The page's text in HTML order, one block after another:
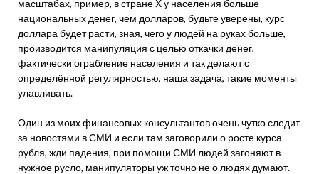
масштабах, пример, в стране Х у населения больше
национальных денег, чем долларов, будьте уверены, курс
доллара будет расти, зная, чего у людей на руках больше,
производится манипуляция с целью откачки денег,
фактически ограбление населения и так делают с
определённой регулярностью, наша задача, такие моменты
улавливать.
Один из моих финансовых консультантов очень чутко следит
за новостями в СМИ и если там заговорили о росте курса
рубля, жди падения, при помощи СМИ людей загоняют в
нужное русло, манипуляторы уж точно не о людях думают.